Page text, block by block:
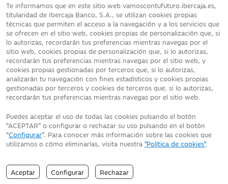
Te informamos que en este sitio web vamoscontufuturo.ibercaja.es,
titularidad de Ibercaja Banco, S.A., se utilizan cookies propias
técnicas que permiten el acceso a la navegación y a los servicios que
se ofrecen en el sitio web, cookies propias de personalización que, si
lo autorizas, recordarán tus preferencias mientras navegas por el
sitio web, cookies propias de personalización que, si lo autorizas,
recordarán tus preferencias mientras navegas por el sitio web, y
cookies propias gestionadas por terceros que, si lo autorizas,
analizarán tu navegación con fines estadísticos y cookies propias
gestionadas por terceros y cookies de terceros que, si lo autorizas,
recordarán tus preferencias mientras navegas por el sitio web.
Puedes aceptar el uso de todas las cookies pulsando el botón
“ACEPTAR” o configurar o rechazar su uso pulsando en el botón
“Configurar”. Para conocer más información sobre las cookies que
utilizamos o cómo eliminarlas, visita nuestra "Política de cookies".
Aceptar Configurar Rechazar
DATOS PERSONALES POLÍTICA DE COOKIES
Fecha de edición: 06/08/2026
©Ibercaja Banco, S.A. - IBERCAJA - NIF. A-99319030 R.M. de
Zaragoza (T.3865. F.1. H.Z.-52186, Inscripc.1º)
España con el código 2085.
Domicilio social: Plaza de Basilio Paraíso, 2. 50008-Zaragoza.